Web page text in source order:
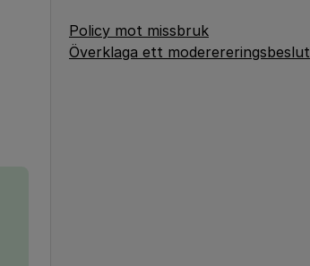
Policy mot missbruk
Överklaga ett moderereringsbeslut